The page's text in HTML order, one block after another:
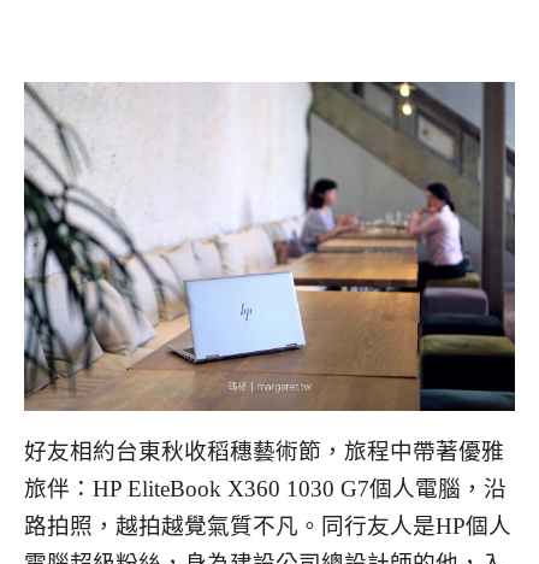
好友相約台東秋收稻穗藝術節，旅程中帶著優雅
旅伴：HP EliteBook X360 1030 G7個人電腦，沿
路拍照，越拍越覺氣質不凡。同行友人是HP個人